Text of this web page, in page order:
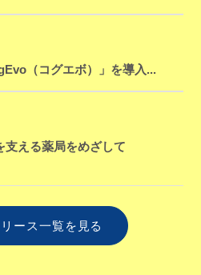
（コグエボ）」を導入...
支える薬局をめざして
ース一覧を見る